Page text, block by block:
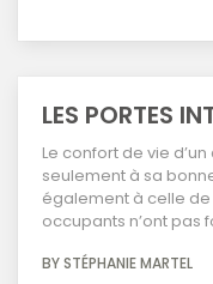
LES PORTES
Le confort de vie
seulement à sa
également à celle de
occupants n’ont pas
BY STÉPHANIE MARTEL